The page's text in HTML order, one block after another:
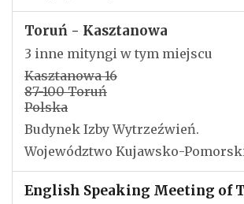
Toruń - Kasztanowa
3 inne mityngi w tym miejscu
Kasztanowa 16
87-100 Toruń
Polska
Budynek Izby Wytrzeźwień.
Województwo Kujawsko-
English Speaking Meeting of